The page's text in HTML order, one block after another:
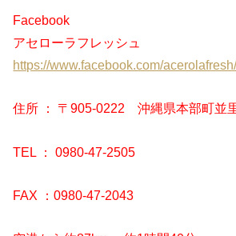
Facebook
アセローラフレッシュ
https://www.facebook.com/
住所 ： 〒905-0222 沖縄県本部町並
TEL ： 0980-47-2505
FAX ：0980-47-2043